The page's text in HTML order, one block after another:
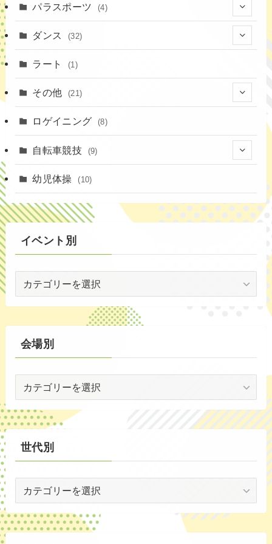
(11)
(3)
(14)
(4)
(53)
(59)
(1)
(35)
(9)
(16)
パラスポーツ (4)
ダンス (32)
(3)
(2)
ラート (1)
その他 (21)
(4)
ロゲイニング (8)
自転車競技 (9)
幼児体操 (10)
イベント別
ン
ト
別
会場別
別
世代別
別